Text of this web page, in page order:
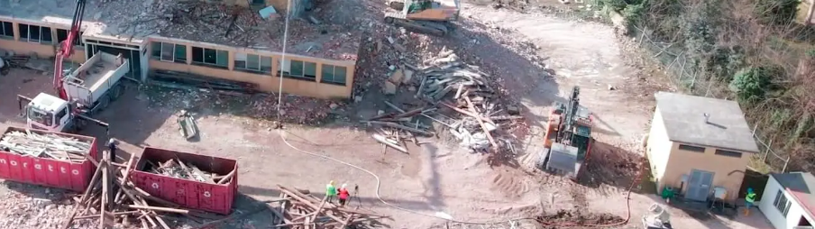
SITI E
FORNITURA DI INERTI E
INERTI RICICLATI
SERVIZI DI RACCOLTA,
TRASPORTO E
GESTIONE RIFIUTI
GESTIONE IMPIANTI E
RIPRISTINO
AMBIENTALE
CONSULENZE
AMBIENTALI